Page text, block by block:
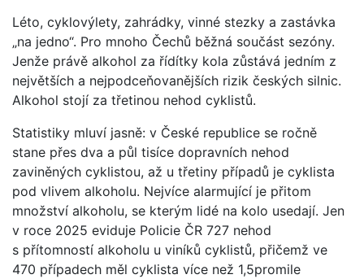
Léto, cyklovýlety, zahrádky, vinné stezky a zastávka
„na jedno“. Pro mnoho Čechů běžná součást sezóny.
Jenže právě alkohol za řídítky kola zůstává jedním z
největších a nejpodceňovanějších rizik českých silnic.
Alkohol stojí za třetinou nehod cyklistů.
Statistiky mluví jasně: v České republice se ročně
stane přes dva a půl tisíce dopravních nehod
zaviněných cyklistou, až u třetiny případů je cyklista
pod vlivem alkoholu. Nejvíce alarmující je přitom
množství alkoholu, se kterým lidé na kolo usedají. Jen
v roce 2025 eviduje Policie ČR 727 nehod
s přítomností alkoholu u viníků cyklistů, přičemž ve
470 případech měl cyklista více než 1,5promile